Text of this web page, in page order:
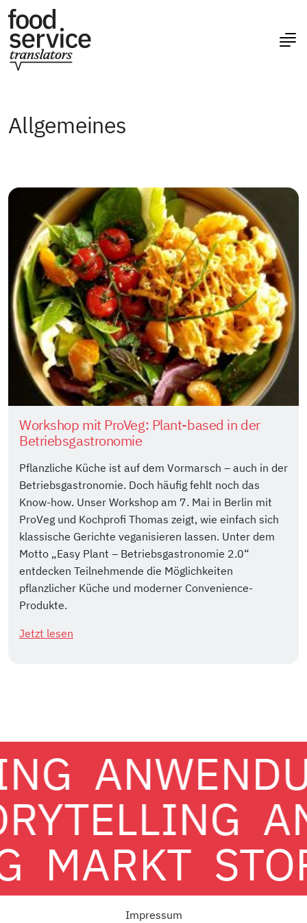
Allgemeines
Workshop mit ProVeg: Plant-based in der
Betriebsgastronomie
Pflanzliche Küche ist auf dem Vormarsch – auch in der
Betriebsgastronomie. Doch häufig fehlt noch das
Know-how. Unser Workshop am 7. Mai in Berlin mit
ProVeg und Kochprofi Thomas zeigt, wie einfach sich
klassische Gerichte veganisieren lassen. Unter dem
Motto „Easy Plant – Betriebsgastronomie 2.0“
entdecken Teilnehmende die Möglichkeiten
pflanzlicher Küche und moderner Convenience-
Produkte.
Jetzt lesen
MARKT
Impressum